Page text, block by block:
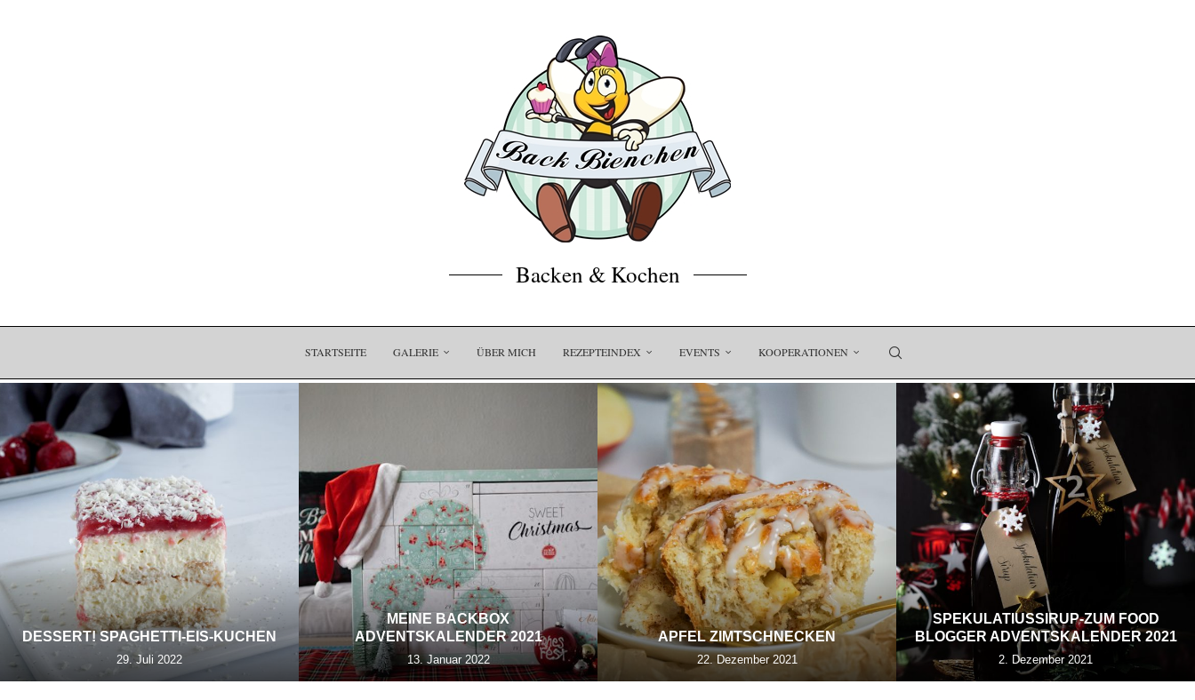
Backen & Kochen
STARTSEITE GALERIE ÜBER MICH REZEPTEINDEX EVENTS KOOPERATIONEN
DESSERT! SPAGHETTI-EIS-KUCHEN
29. Juli 2022
MEINE BACKBOX
ADVENTSKALENDER 2021
13. Januar 2022
APFEL ZIMTSCHNECKEN
22. Dezember 2021
SPEKULATIUSSIRUP-ZUM FOOD
BLOGGER ADVENTSKALENDER 2021
2. Dezember 2021